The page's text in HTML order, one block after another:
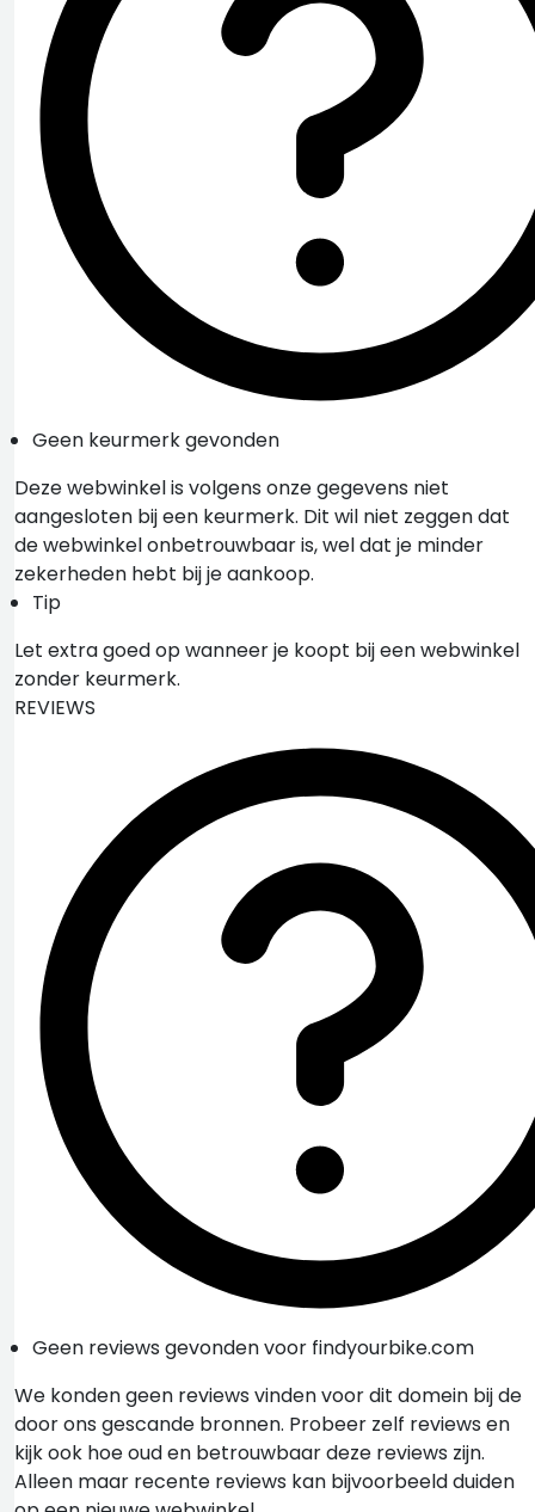
Geen keurmerk gevonden
Deze webwinkel is volgens onze gegevens niet
aangesloten bij een keurmerk. Dit wil niet zeggen dat
de webwinkel onbetrouwbaar is, wel dat je minder
zekerheden hebt bij je aankoop.
Tip
Let extra goed op wanneer je koopt bij een webwinkel
zonder keurmerk.
REVIEWS
Geen reviews gevonden voor findyourbike.com
We konden geen reviews vinden voor dit domein bij de
door ons gescande bronnen. Probeer zelf reviews en
kijk ook hoe oud en betrouwbaar deze reviews zijn.
Alleen maar recente reviews kan bijvoorbeeld duiden